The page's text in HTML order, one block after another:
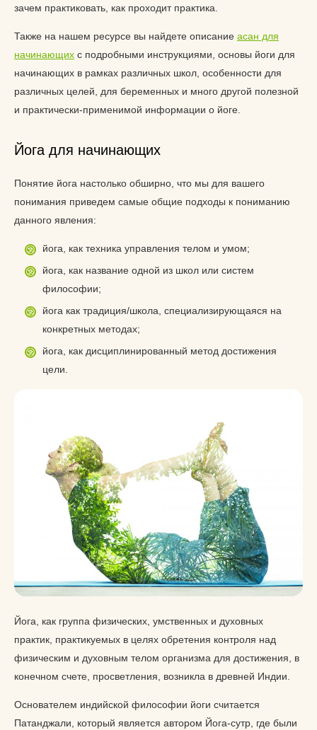
зачем практиковать, как проходит практика.
Также на нашем ресурсе вы найдете описание асан для
начинающих с подробными инструкциями, основы йоги для
начинающих в рамках различных школ, особенности для
различных целей, для беременных и много другой полезной
и практически-применимой информации о йоге.
Йога для начинающих
Понятие йога настолько обширно, что мы для вашего
понимания приведем самые общие подходы к пониманию
данного явления:
йога, как техника управления телом и умом;
йога, как название одной из школ или систем
философии;
йога как традиция/школа, специализирующаяся на
конкретных методах;
йога, как дисциплинированный метод достижения
цели.
Йога, как группа физических, умственных и духовных
практик, практикуемых в целях обретения контроля над
физическим и духовным телом организма для достижения, в
конечном счете, просветления, возникла в древней Индии.
Основателем индийской философии йоги считается
Патанджали, который является автором Йога-сутр, где были